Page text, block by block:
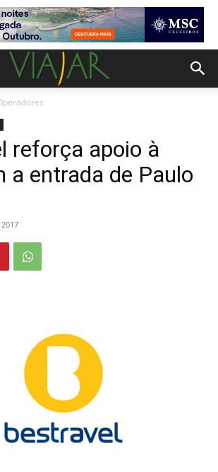
reforça apoio à
a entrada de Paulo
2017